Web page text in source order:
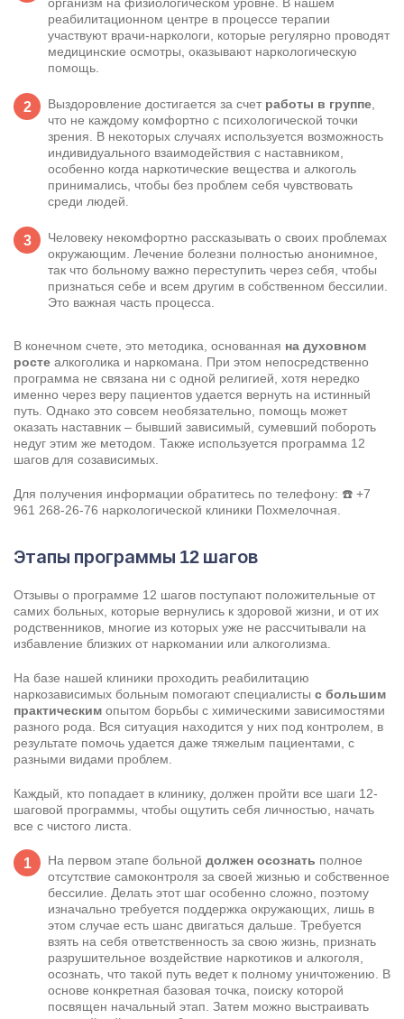
реабилитационном центре в процессе терапии
участвуют врачи-наркологи, которые регулярно проводят
медицинские осмотры, оказывают наркологическую
помощь
Выздоровление достигается за счет работы в группе
что не каждому комфортно с психологической точки
зрения. В некоторых случаях используется возможность
индивидуального взаимодействия с наставником,
особенно когда наркотические вещества и алкоголь
принимались, чтобы без проблем себя чувствовать
среди людей.
Человеку некомфортно рассказывать о своих проблемах
окружающим. Лечение болезни полностью анонимное,
так что больному важно переступить через себя, чтобы
признаться себе и всем другим в собственном бессилии.
Это важная часть процесса.
В конечном счете, это методика, основанная на духовном
росте алкоголика и наркомана. При этом непосредственно
программа не связана ни с одной религией, хотя нередко
именно через веру пациентов удается вернуть на истинный
путь. Однако это совсем необязательно, помощь может
оказать наставник – бывший зависимый, сумевший побороть
недуг этим же методом. Также используется программа 12
шагов для созависимых.
Для получения информации обратитесь по телефону: ☎️ +7
961 268-26-76 наркологической клиники Похмелочная.
Этапы программы 12 шагов
Отзывы о программе 12 шагов поступают положительные от
самих больных, которые вернулись к здоровой жизни, и от их
родственников, многие из которых уже не рассчитывали на
избавление близких от наркомании или алкоголизма.
На базе нашей клиники проходить реабилитацию
наркозависимых больным помогают специалисты с большим
практическим опытом борьбы с химическими зависимостями
разного рода. Вся ситуация находится у них под контролем, в
результате помочь удается даже тяжелым пациентами, с
разными видами проблем.
Каждый, кто попадает в клинику, должен пройти все шаги 12-
шаговой программы, чтобы ощутить себя личностью, начать
все с чистого листа.
На первом этапе больной должен осознать полное
отсутствие самоконтроля за своей жизнью и собственное
бессилие. Делать этот шаг особенно сложно, поэтому
изначально требуется поддержка окружающих, лишь в
этом случае есть шанс двигаться дальше. Требуется
взять на себя ответственность за свою жизнь, признать
разрушительное воздействие наркотиков и алкоголя,
осознать, что такой путь ведет к полному уничтожению. В
основе конкретная базовая точка, поиску которой
посвящен начальный этап. Затем можно выстраивать